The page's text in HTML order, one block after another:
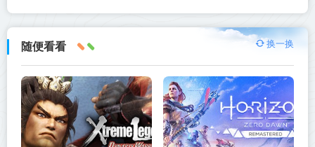
随便看看 换一换